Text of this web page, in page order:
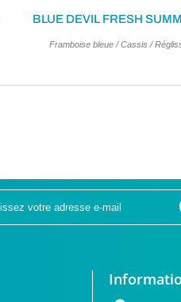
BLUE DEVIL FRESH
Framboise bleue / Cassis /